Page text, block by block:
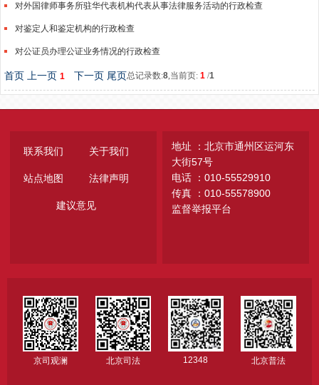
对外国律师事务所驻华代表机构代表从事法律服务活动的行政检查
对鉴定人和鉴定机构的行政检查
对公证员办理公证业务情况的行政检查
首页 上一页 1 下一页 尾页总记录数:8,当前页: 1 /1
联系我们 关于我们
站点地图 法律声明
建议意见
地址 ：北京市通州区运河东
大街57号
电话 ：010-55529910
传真 ：010-55578900
监督举报平台
京司观澜 北京司法 12348 北京普法